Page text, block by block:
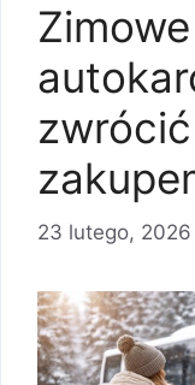
23 lutego, 2026